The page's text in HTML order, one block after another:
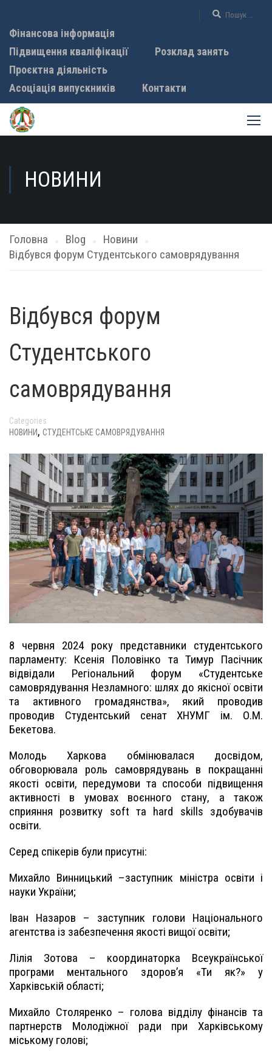
Фінансова інформація
Підвищення кваліфікації
Розклад занять
Проєктна діяльність
Асоціація випускників
Контакти
НОВИНИ
Головна Blog
Новини
Відбувся форум Студентського самоврядування
Відбувся форум
Студентського
самоврядування
Categories
НОВИНИ, СТУДЕНТСЬКЕ САМОВРЯДУВАННЯ
8 червня 2024 року представники студентського
парламенту: Ксенія Половінко та Тимур Пасічник
відвідали Регіональний форум «Студентське
самоврядування Незламного: шлях до якісної освіти
та активного громадянства», який проводив
проводив Студентський сенат ХНУМГ ім. О.М.
Бекетова.
Молодь Харкова обмінювалася досвідом,
обговорювала роль самоврядувань в покращанні
якості освіти, передумови та способи підвищення
активності в умовах воєнного стану, а також
сприяння розвитку soft та hard skills здобувачів
освіти.
Серед спікерів були присутні:
Михайло Винницький –заступник міністра освіти і
науки України;
Іван Назаров – заступник голови Національного
агентства із забезпечення якості вищої освіти;
Лілія Зотова – координаторка Всеукраїнської
програми ментального здоров’я «Ти як?» у
Харківській області;
Михайло Столяренко – голова відділу фінансів та
партнерств Молодіжної ради при Харківському
міському голові;